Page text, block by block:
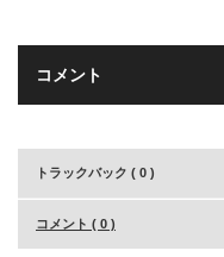
コメント
トラックバック ( 0 )
コメント ( 0 )